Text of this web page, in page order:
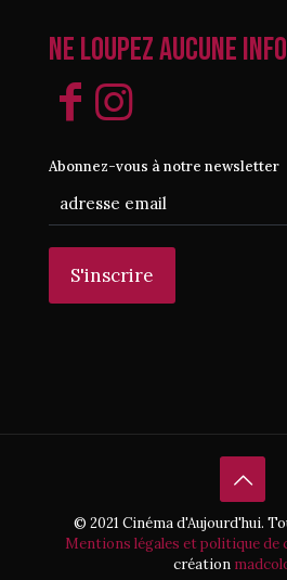
Ne loupez aucune info
Abonnez-vous à notre newsletter
© 2021 Cinéma d'Aujourd'hui.
Mentions légales et politique
création